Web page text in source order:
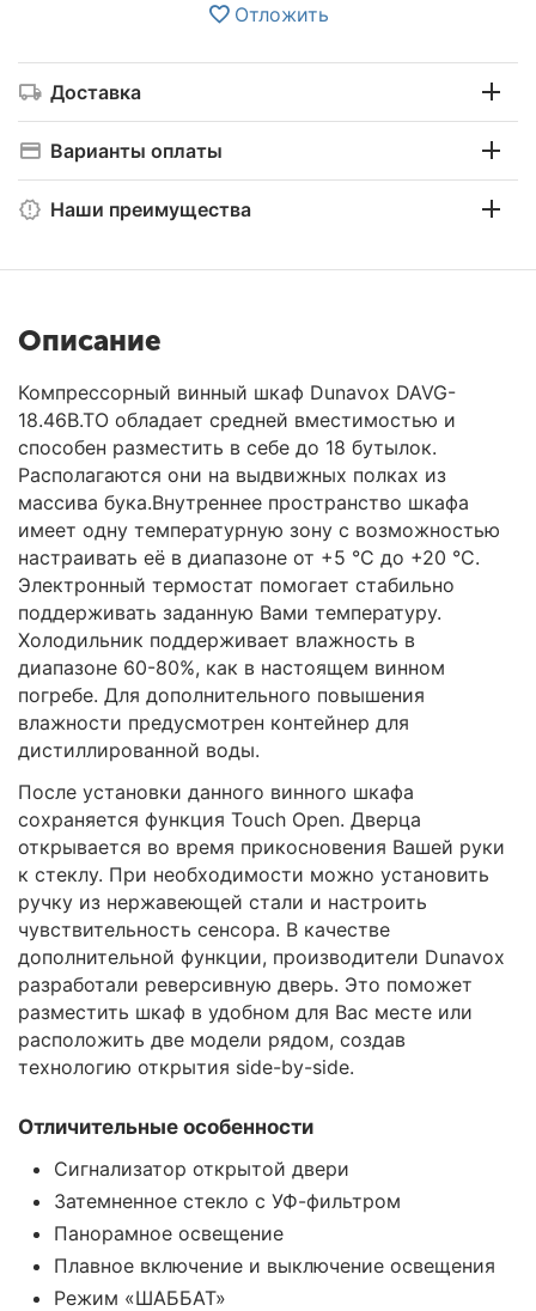
Отложить
Доставка
Варианты оплаты
Наши преимущества
Описание
Компрессорный винный шкаф Dunavox DAVG-
18.46B.TO обладает средней вместимостью и
способен разместить в себе до 18 бутылок.
Располагаются они на выдвижных полках из
массива бука.Внутреннее пространство шкафа
имеет одну температурную зону с возможностью
настраивать её в диапазоне от +5 °C до +20 °C.
Электронный термостат помогает стабильно
поддерживать заданную Вами температуру.
Холодильник поддерживает влажность в
диапазоне 60-80%, как в настоящем винном
погребе. Для дополнительного повышения
влажности предусмотрен контейнер для
дистиллированной воды.
После установки данного винного шкафа
сохраняется функция Touch Open. Дверца
открывается во время прикосновения Вашей руки
к стеклу. При необходимости можно установить
ручку из нержавеющей стали и настроить
чувствительность сенсора. В качестве
дополнительной функции, производители Dunavox
разработали реверсивную дверь. Это поможет
разместить шкаф в удобном для Вас месте или
расположить две модели рядом, создав
технологию открытия side-by-side.
Отличительные особенности
Сигнализатор открытой двери
Затемненное стекло с УФ-фильтром
Панорамное освещение
Плавное включение и выключение освещения
Режим «ШАББАТ»